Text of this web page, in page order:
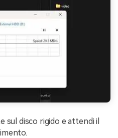
sul disco rigido e attendi il